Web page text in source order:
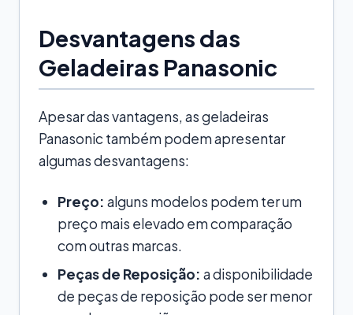
Desvantagens das
Geladeiras Panasonic
Apesar das vantagens, as geladeiras
Panasonic também podem apresentar
algumas desvantagens:
Preço: alguns modelos podem ter um
preço mais elevado em comparação
com outras marcas.
Peças de Reposição: a disponibilidade
de peças de reposição pode ser menor